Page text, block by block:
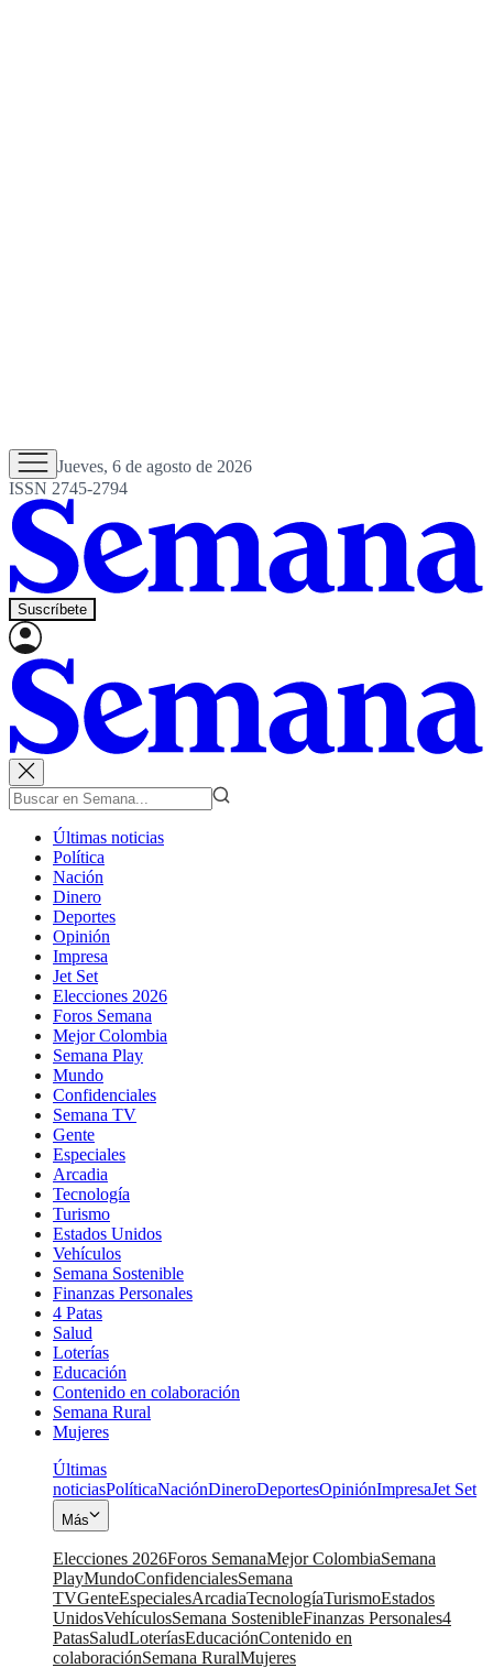
Jueves, 6 de agosto de 2026
ISSN 2745-2794
Suscríbete
Últimas noticias
Política
Nación
Dinero
Deportes
Opinión
Impresa
Jet Set
Elecciones 2026
Foros Semana
Mejor Colombia
Semana Play
Mundo
Confidenciales
Semana TV
Gente
Especiales
Arcadia
Tecnología
Turismo
Estados Unidos
Vehículos
Semana Sostenible
Finanzas Personales
4 Patas
Salud
Loterías
Educación
Contenido en colaboración
Semana Rural
Mujeres
Últimas
noticiasPolíticaNaciónDineroDeportesOpiniónImpresaJet Set
Más
Elecciones 2026Foros SemanaMejor ColombiaSemana
PlayMundoConfidencialesSemana
TVGenteEspecialesArcadiaTecnologíaTurismoEstados
UnidosVehículosSemana SostenibleFinanzas Personales4
PatasSaludLoteríasEducaciónContenido en
colaboraciónSemana RuralMujeres